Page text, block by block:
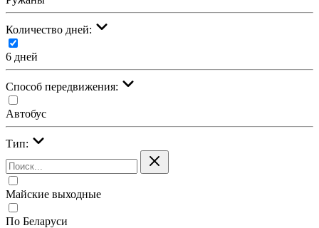
Количество дней:
6 дней
Cпособ передвижения:
Автобус
Тип:
Майские выходные
По Беларуси